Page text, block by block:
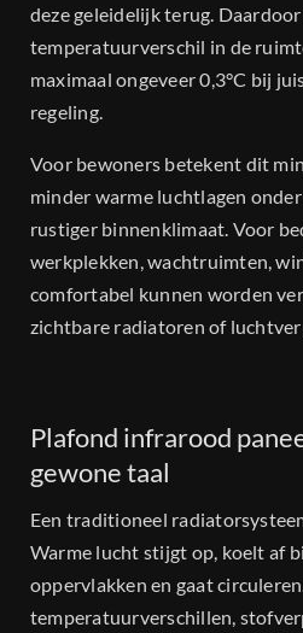
deze geleidelijk terug.
temperatuurverschil in de
maximaal ongeveer 0,3°C bij
regeling.
Voor bewoners betekent dit
minder warme luchtlagen
rustiger binnenklimaat. Voor
werkplekken, wachtruimten,
comfortabel kunnen worden
zichtbare radiatoren of
Plafond infrarood
gewone taal
Een traditioneel
Warme lucht stijgt op, koelt af
oppervlakken en gaat
temperatuurverschillen,